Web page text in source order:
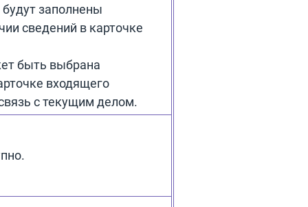
заполнены
сведений в карточке
быть выбрана
входящего
с текущим делом.